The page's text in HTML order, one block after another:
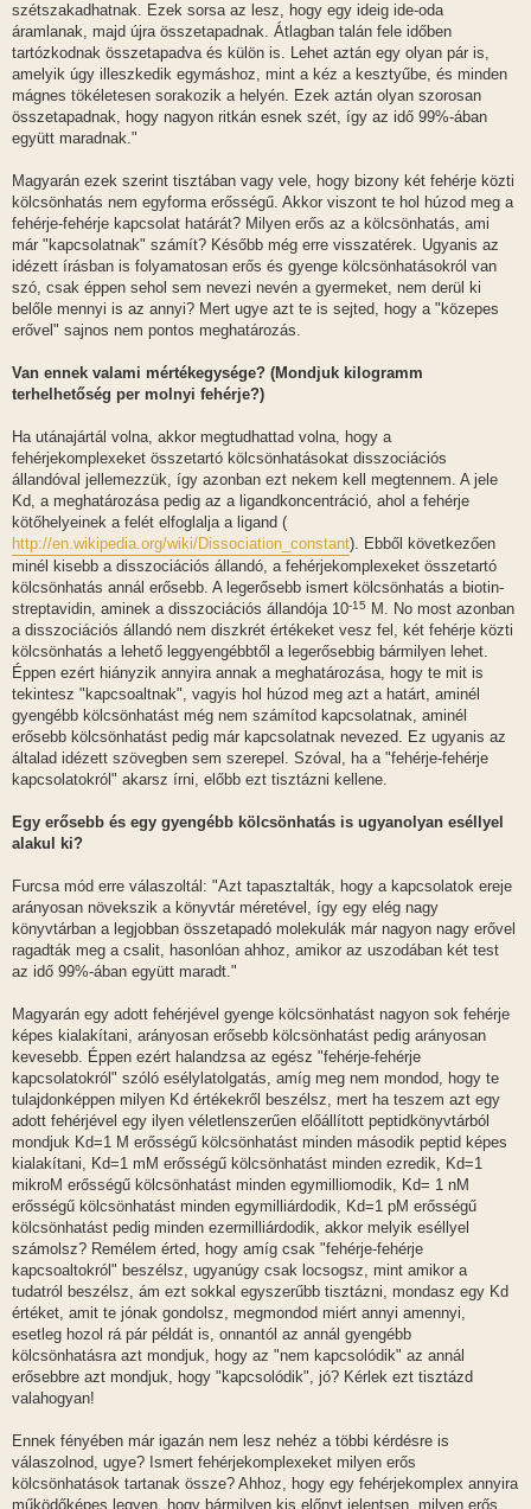
szétszakadhatnak. Ezek sorsa az lesz, hogy egy ideig ide-oda
áramlanak, majd újra összetapadnak. Átlagban talán fele időben
tartózkodnak összetapadva és külön is. Lehet aztán egy olyan pár is,
amelyik úgy illeszkedik egymáshoz, mint a kéz a kesztyűbe, és minden
mágnes tökéletesen sorakozik a helyén. Ezek aztán olyan szorosan
összetapadnak, hogy nagyon ritkán esnek szét, így az idő 99%-ában
együtt maradnak."
Magyarán ezek szerint tisztában vagy vele, hogy bizony két fehérje közti
kölcsönhatás nem egyforma erősségű. Akkor viszont te hol húzod meg a
fehérje-fehérje kapcsolat határát? Milyen erős az a kölcsönhatás, ami
már "kapcsolatnak" számít? Később még erre visszatérek. Ugyanis az
idézett írásban is folyamatosan erős és gyenge kölcsönhatásokról van
szó, csak éppen sehol sem nevezi nevén a gyermeket, nem derül ki
belőle mennyi is az annyi? Mert ugye azt te is sejted, hogy a "közepes
erővel" sajnos nem pontos meghatározás.
Van ennek valami mértékegysége? (Mondjuk kilogramm
terhelhetőség per molnyi fehérje?)
Ha utánajártál volna, akkor megtudhattad volna, hogy a
fehérjekomplexeket összetartó kölcsönhatásokat disszociációs
állandóval jellemezzük, így azonban ezt nekem kell megtennem. A jele
Kd, a meghatározása pedig az a ligandkoncentráció, ahol a fehérje
kötőhelyeinek a felét elfoglalja a ligand (
http://en.wikipedia.org/wiki/Dissociation_constant). Ebből következően
minél kisebb a disszociációs állandó, a fehérjekomplexeket összetartó
kölcsönhatás annál erősebb. A legerősebb ismert kölcsönhatás a biotin-
streptavidin, aminek a disszociációs állandója 10-15
M. No most azonban
a disszociációs állandó nem diszkrét értékeket vesz fel, két fehérje közti
kölcsönhatás a lehető leggyengébbtől a legerősebbig bármilyen lehet.
Éppen ezért hiányzik annyira annak a meghatározása, hogy te mit is
tekintesz "kapcsoaltnak", vagyis hol húzod meg azt a határt, aminél
gyengébb kölcsönhatást még nem számítod kapcsolatnak, aminél
erősebb kölcsönhatást pedig már kapcsolatnak nevezed. Ez ugyanis az
általad idézett szövegben sem szerepel. Szóval, ha a "fehérje-fehérje
kapcsolatokról" akarsz írni, előbb ezt tisztázni kellene.
Egy erősebb és egy gyengébb kölcsönhatás is ugyanolyan eséllyel
alakul ki?
Furcsa mód erre válaszoltál: "Azt tapasztalták, hogy a kapcsolatok ereje
arányosan növekszik a könyvtár méretével, így egy elég nagy
könyvtárban a legjobban összetapadó molekulák már nagyon nagy erővel
ragadták meg a csalit, hasonlóan ahhoz, amikor az uszodában két test
az idő 99%-ában együtt maradt."
Magyarán egy adott fehérjével gyenge kölcsönhatást nagyon sok fehérje
képes kialakítani, arányosan erősebb kölcsönhatást pedig arányosan
kevesebb. Éppen ezért halandzsa az egész "fehérje-fehérje
kapcsolatokról" szóló esélylatolgatás, amíg meg nem mondod, hogy te
tulajdonképpen milyen Kd értékekről beszélsz, mert ha teszem azt egy
adott fehérjével egy ilyen véletlenszerűen előállított peptidkönyvtárból
mondjuk Kd=1 M erősségű kölcsönhatást minden második peptid képes
kialakítani, Kd=1 mM erősségű kölcsönhatást minden ezredik, Kd=1
mikroM erősségű kölcsönhatást minden egymilliomodik, Kd= 1 nM
erősségű kölcsönhatást minden egymilliárdodik, Kd=1 pM erősségű
kölcsönhatást pedig minden ezermilliárdodik, akkor melyik eséllyel
számolsz? Remélem érted, hogy amíg csak "fehérje-fehérje
kapcsoaltokról" beszélsz, ugyanúgy csak locsogsz, mint amikor a
tudatról beszélsz, ám ezt sokkal egyszerűbb tisztázni, mondasz egy Kd
értéket, amit te jónak gondolsz, megmondod miért annyi amennyi,
esetleg hozol rá pár példát is, onnantól az annál gyengébb
kölcsönhatásra azt mondjuk, hogy az "nem kapcsolódik" az annál
erősebbre azt mondjuk, hogy "kapcsolódik", jó? Kérlek ezt tisztázd
valahogyan!
Ennek fényében már igazán nem lesz nehéz a többi kérdésre is
válaszolnod, ugye? Ismert fehérjekomplexeket milyen erős
kölcsönhatások tartanak össze? Ahhoz, hogy egy fehérjekomplex annyira
működőképes legyen, hogy bármilyen kis előnyt jelentsen, milyen erős